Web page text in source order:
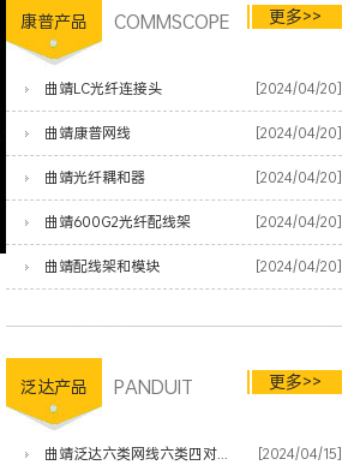
康普产品 COMMSCOPE 更多>>
曲靖LC光纤连接头 [2024/04/20]
曲靖康普网线 [2024/04/20]
曲靖光纤耦和器 [2024/04/20]
曲靖600G2光纤配线架 [2024/04/20]
曲靖配线架和模块 [2024/04/20]
泛达产品 PANDUIT 更多>>
曲靖泛达六类网线六类四对非屏蔽双绞线 [2024/04/15]